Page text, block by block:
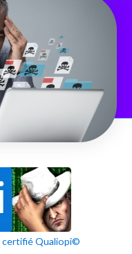
certifié Qualiopi©